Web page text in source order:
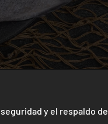
seguridad y el respaldo de